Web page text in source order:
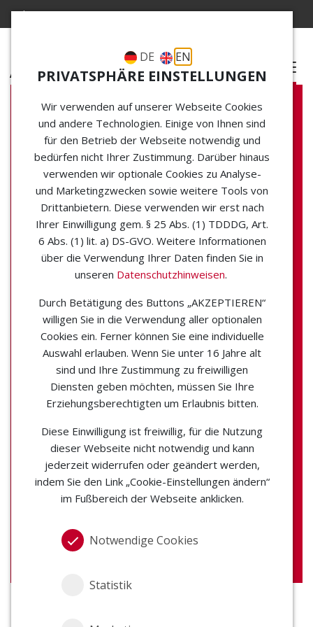
Choose your Language
enü
Vom
Wärmenetz zu
m
Wärmeverbund
8-Punkte-
Checkliste:
Was ganz konkret
zu beachten ist.
Jetzt hier anfordern!
DE EN
PRIVATSPHÄRE EINSTELLUNGEN
Wir verwenden auf unserer Webseite Cookies
und andere Technologien. Einige von Ihnen sind
für den Betrieb der Webseite notwendig und
bedürfen nicht Ihrer Zustimmung. Darüber hinaus
verwenden wir optionale Cookies zu Analyse-
und Marketingzwecken sowie weitere Tools von
Drittanbietern. Diese verwenden wir erst nach
Ihrer Einwilligung gem. § 25 Abs. (1) TDDDG, Art.
6 Abs. (1) lit. a) DS-GVO. Weitere Informationen
über die Verwendung Ihrer Daten finden Sie in
unseren Datenschutzhinweisen.
Durch Betätigung des Buttons „AKZEPTIEREN“
willigen Sie in die Verwendung aller optionalen
Cookies ein. Ferner können Sie eine individuelle
Auswahl erlauben. Wenn Sie unter 16 Jahre alt
sind und Ihre Zustimmung zu freiwilligen
Diensten geben möchten, müssen Sie Ihre
Erziehungsberechtigten um Erlaubnis bitten.
Diese Einwilligung ist freiwillig, für die Nutzung
dieser Webseite nicht notwendig und kann
jederzeit widerrufen oder geändert werden,
indem Sie den Link „Cookie-Einstellungen ändern“
im Fußbereich der Webseite anklicken.
Notwendige Cookies
Statistik